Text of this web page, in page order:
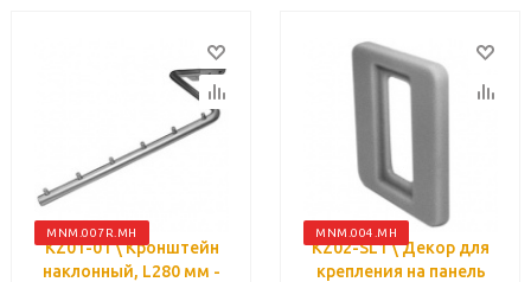
MNM.007R.MH
KZ01-01 \ Кронштейн
наклонный, L280 мм -
MNM.004.MH
KZ02-SL1 \ Декор для
крепления на панель